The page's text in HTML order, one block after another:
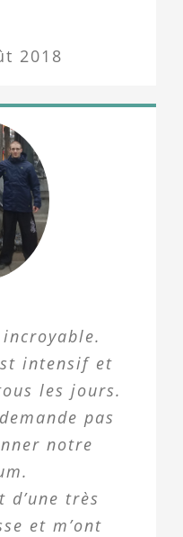
2018
intensif et
les jours.
pas
notre
d’une très
et m’ont